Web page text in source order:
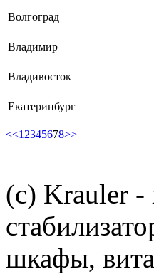
Волгоград
Владимир
Владивосток
Екатеринбург
<<1 2345678>>
(c) Krauler -
шкафы,